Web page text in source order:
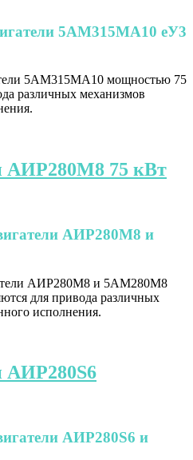
5АМ315МА10 еУ3
5АМ315МА10 мощностью 75
различных механизмов
АИР280М8 75 кВт
АИР280М8 и
АИР280М8 и 5АМ280М8
для привода различных
исполнения.
АИР280S6
АИР280S6 и